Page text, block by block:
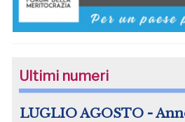
Ultimi numeri
LUGLIO AGOSTO -